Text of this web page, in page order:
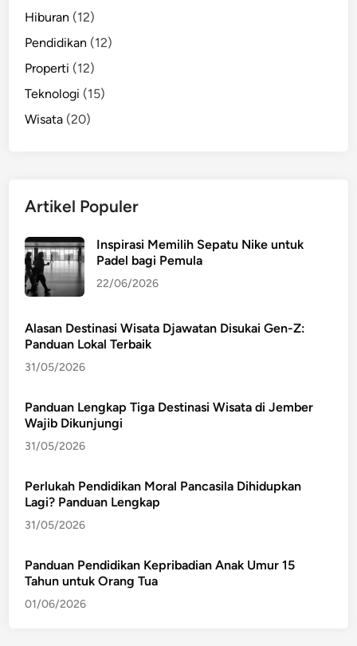
Hiburan (12)
Pendidikan (12)
Properti (12)
Teknologi (15)
Wisata (20)
Artikel Populer
Inspirasi Memilih Sepatu Nike untuk
Padel bagi Pemula
22/06/2026
Alasan Destinasi Wisata Djawatan Disukai Gen-Z:
Panduan Lokal Terbaik
31/05/2026
Panduan Lengkap Tiga Destinasi Wisata di Jember
Wajib Dikunjungi
31/05/2026
Perlukah Pendidikan Moral Pancasila Dihidupkan
Lagi? Panduan Lengkap
31/05/2026
Panduan Pendidikan Kepribadian Anak Umur 15
Tahun untuk Orang Tua
01/06/2026